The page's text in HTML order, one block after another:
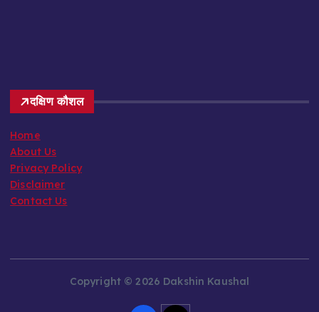
दक्षिण कौशल
Home
About Us
Privacy Policy
Disclaimer
Contact Us
Copyright © 2026 Dakshin Kaushal